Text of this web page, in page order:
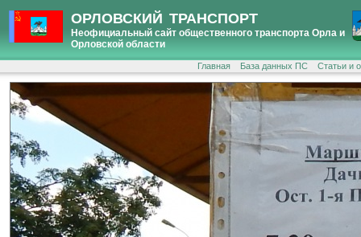
ОРЛОВСКИЙ ТРАНСПОРТ
Неофициальный сайт общественного транспорта Орла и
Орловской области
Главная База данных ПС Статьи и